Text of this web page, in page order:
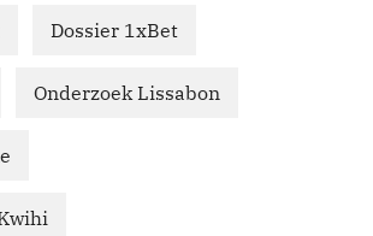
Dossier 1xBet
Onderzoek Lissabon